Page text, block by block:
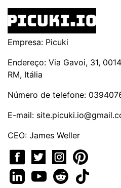
Empresa: Picuki
Endereço: Via Gavoi, 31,
RM, Itália
Número de telefone:
E-mail:
CEO: James Weller